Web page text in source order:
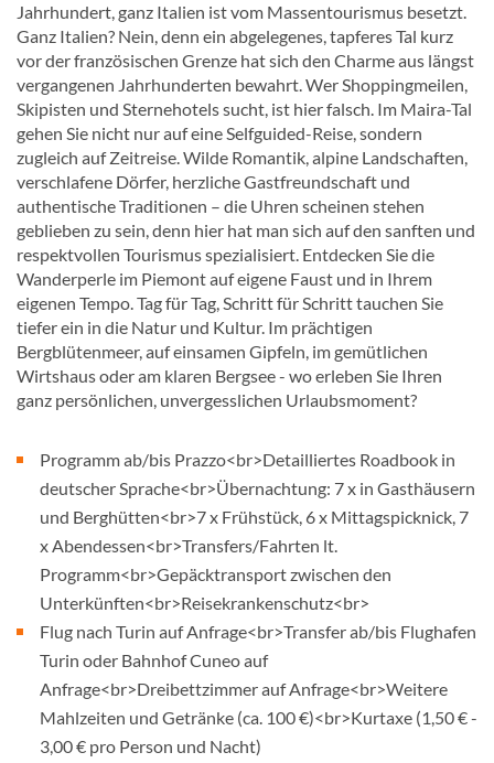
Jahrhundert, ganz Italien ist vom Massentourismus besetzt.
Ganz Italien? Nein, denn ein abgelegenes, tapferes Tal kurz
vor der französischen Grenze hat sich den Charme aus längst
vergangenen Jahrhunderten bewahrt. Wer Shoppingmeilen,
Skipisten und Sternehotels sucht, ist hier falsch. Im Maira-Tal
gehen Sie nicht nur auf eine Selfguided-Reise, sondern
zugleich auf Zeitreise. Wilde Romantik, alpine Landschaften,
verschlafene Dörfer, herzliche Gastfreundschaft und
authentische Traditionen – die Uhren scheinen stehen
geblieben zu sein, denn hier hat man sich auf den sanften und
respektvollen Tourismus spezialisiert. Entdecken Sie die
Wanderperle im Piemont auf eigene Faust und in Ihrem
eigenen Tempo. Tag für Tag, Schritt für Schritt tauchen Sie
tiefer ein in die Natur und Kultur. Im prächtigen
Bergblütenmeer, auf einsamen Gipfeln, im gemütlichen
Wirtshaus oder am klaren Bergsee - wo erleben Sie Ihren
ganz persönlichen, unvergesslichen Urlaubsmoment?
Programm ab/bis Prazzo<br>Detailliertes Roadbook in
deutscher Sprache<br>Übernachtung: 7 x in Gasthäusern
und Berghütten<br>7 x Frühstück, 6 x Mittagspicknick, 7
x Abendessen<br>Transfers/Fahrten lt.
Programm<br>Gepäcktransport zwischen den
Unterkünften<br>Reisekrankenschutz<br>
Flug nach Turin auf Anfrage<br>Transfer ab/bis Flughafen
Turin oder Bahnhof Cuneo auf
Anfrage<br>Dreibettzimmer auf Anfrage<br>Weitere
Mahlzeiten und Getränke (ca. 100 €)<br>Kurtaxe (1,50 € -
3,00 € pro Person und Nacht)